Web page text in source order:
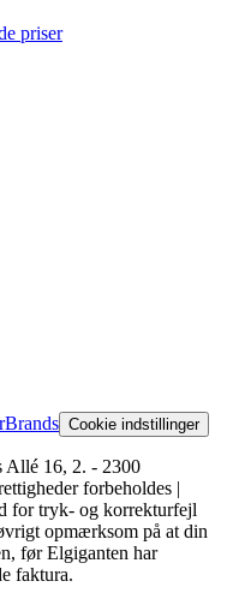
priser
Brands Cookie indstillinger
Allé 16, 2. - 2300
forbeholdes |
for tryk- og korrekturfejl
opmærksom på at din
før Elgiganten har
faktura.